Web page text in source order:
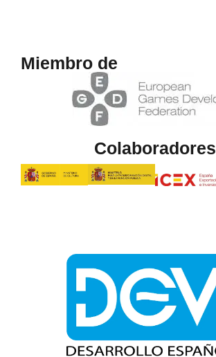
Miembro de
Colaboradores